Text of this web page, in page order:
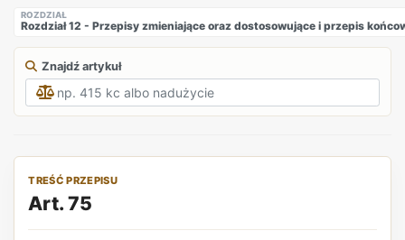
ROZDZIAŁ
Rozdział 12 - Przepisy zmieniające oraz dostosowujące i przepis
Znajdź artykuł
TREŚĆ PRZEPISU
Art. 75